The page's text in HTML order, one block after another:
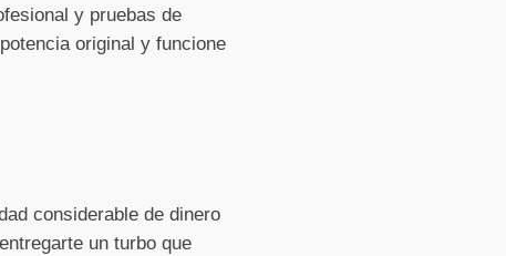
y pruebas de
original y funcione
considerable de dinero
un turbo que